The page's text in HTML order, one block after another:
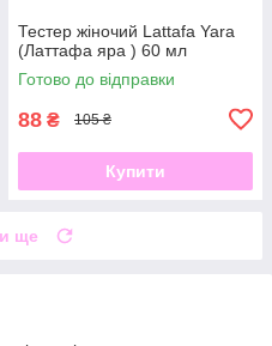
Тестер жіночий Lattafa Yara
(Латтафа яра ) 60 мл
Готово до відправки
88 ₴ 105 ₴
Купити
ще